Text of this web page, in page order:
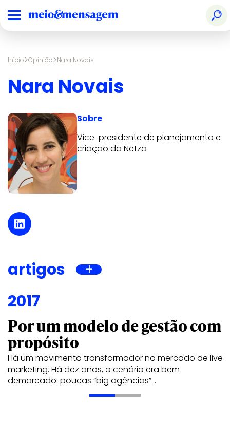
Início>Opinião>Nara Novais
Nara Novais
Sobre
Vice-presidente de planejamento e
criação da Netza
artigos
2017
Por um modelo de gestão com
propósito
Há um movimento transformador no mercado de live
marketing. Há dez anos, o cenário era bem
demarcado: poucas “big agências”…